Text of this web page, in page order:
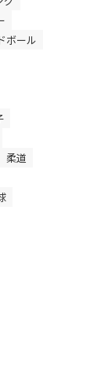
ボール
柔道